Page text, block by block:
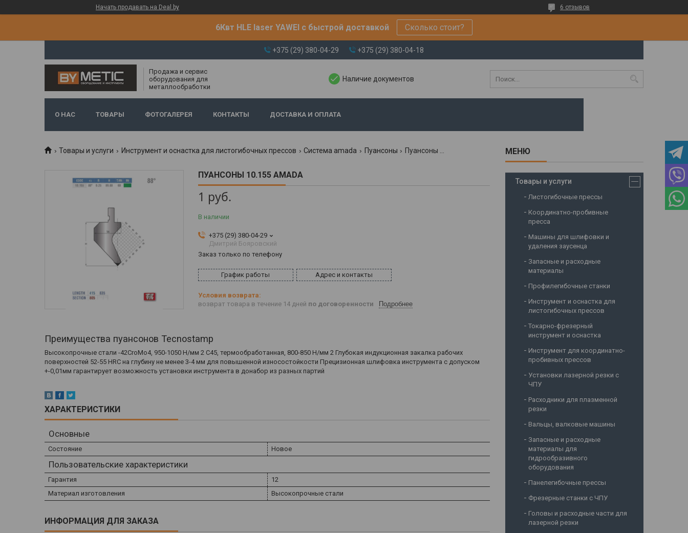
Начать продавать на Deal.by 6 отзывов
6Квт HLE laser YAWEI с быстрой доставкой Сколько стоит?
+375 (29) 380-04-29 +375 (29) 380-04-18
Продажа и сервис
оборудования для
металлообработки
Наличие документов
О НАС ТОВАРЫ ФОТОГАЛЕРЕЯ КОНТАКТЫ ДОСТАВКА И ОПЛАТА
Товары и услуги Инструмент и оснастка для листогибочных прессов Система amada Пуансоны Пуансоны 10.155 amada
ПУАНСОНЫ 10.155 AMADA
1 руб.
В наличии
+375 (29) 380-04-29
Дмитрий Бояровский
Заказ только по телефону
График работы Адрес и контакты
возврат товара в течение 14 дней по договоренности Подробнее
Преимущества пуансонов Tecnostamp
Высокопрочные стали -42CroMo4, 950-1050 Н/мм 2 С45, термообработанная, 800-850 Н/мм 2 Глубокая индукционная закалка рабочих
поверхностей 52-55 HRC на глубину не менее 3-4 мм для повышенной износостойкости Прецизионная шлифовка инструмента с допуском
+-0,01мм гарантирует возможность установки инструмента в донабор из разных партий
ХАРАКТЕРИСТИКИ
Основные
Состояние Новое
Пользовательские характеристики
Гарантия
12
Материал изготовления
Высокопрочные стали
ИНФОРМАЦИЯ ДЛЯ ЗАКАЗА
Товары и услуги
Листогибочные прессы
Координатно-пробивные
пресса
Машины для шлифовки и
удаления заусенца
Запасные и расходные
материалы
Профилегибочные станки
Инструмент и оснастка для
листогибочных прессов
Токарно-фрезерный
инструмент и оснастка
Инструмент для координатно-
пробивных прессов
Установки лазерной резки с
ЧПУ
Расходники для плазменной
резки
Вальцы, валковые машины
Запасные и расходные
материалы для
гидрообразивного
оборудования
Панелегибочные прессы
Фрезерные станки с ЧПУ
Головы и расходные части для
лазерной резки